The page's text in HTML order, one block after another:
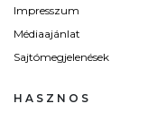
Impresszum
Médiaajánlat
Sajtómegjelenések
HASZNOS